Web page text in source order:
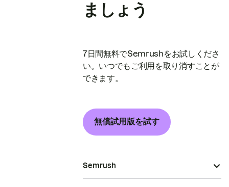
ましょう
7日間無料でSemrushをお試しくださ
い。いつでもご利用を取り消すことが
できます。
無償試用版を試す
Semrush